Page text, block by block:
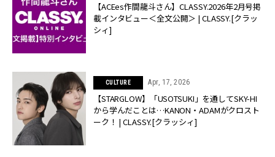
【ACEes作間龍斗さん】CLASSY.2026年2月号掲
載インタビュー＜全文公開＞ | CLASSY.[クラッ
シィ]
CULTURE Apr, 17, 2026
【STARGLOW】「USOTSUKI」を通してSKY-HI
から学んだことは…KANON・ADAMがクロスト
ーク！ | CLASSY.[クラッシィ]